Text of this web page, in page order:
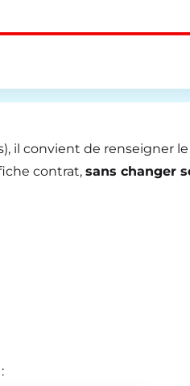
il convient de renseigner
contrat, sans changer
: